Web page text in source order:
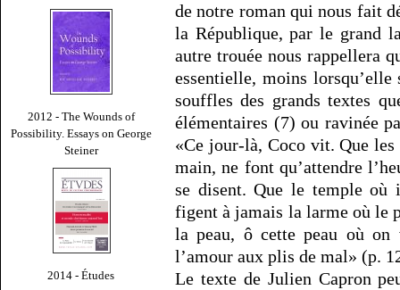
2012 - The Wounds of
Possibility. Essays on George
Steiner
2014 - Études
de notre roman qui nous fait
la République, par le grand
autre trouée nous rappellera
essentielle, moins lorsqu’elle
souffles des grands textes
élémentaires (7) ou ravinée
«Ce jour-là, Coco vit. Que les
main, ne font qu’attendre
se disent. Que le temple où
figent à jamais la larme où le
la peau, ô cette peau où
l’amour aux plis de mal» (p.
Le texte de Julien Capron